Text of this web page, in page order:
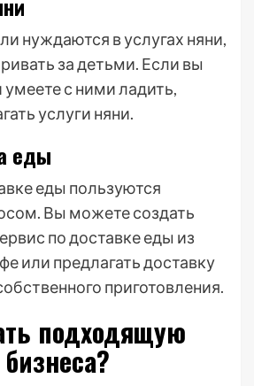
нуждаются в услугах няни,
за детьми. Если вы
с ними ладить,
услуги няни.
еды
еды пользуются
Вы можете создать
по доставке еды из
или предлагать доставку
приготовления.
подходящую